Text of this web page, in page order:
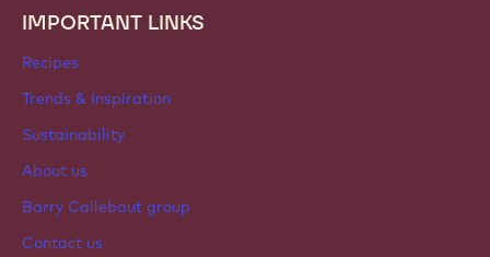
Footer
Callebaut
IMPORTANT LINKS
Recipes
Trends & Inspiration
Sustainability
About us
Barry Callebaut group
Contact us